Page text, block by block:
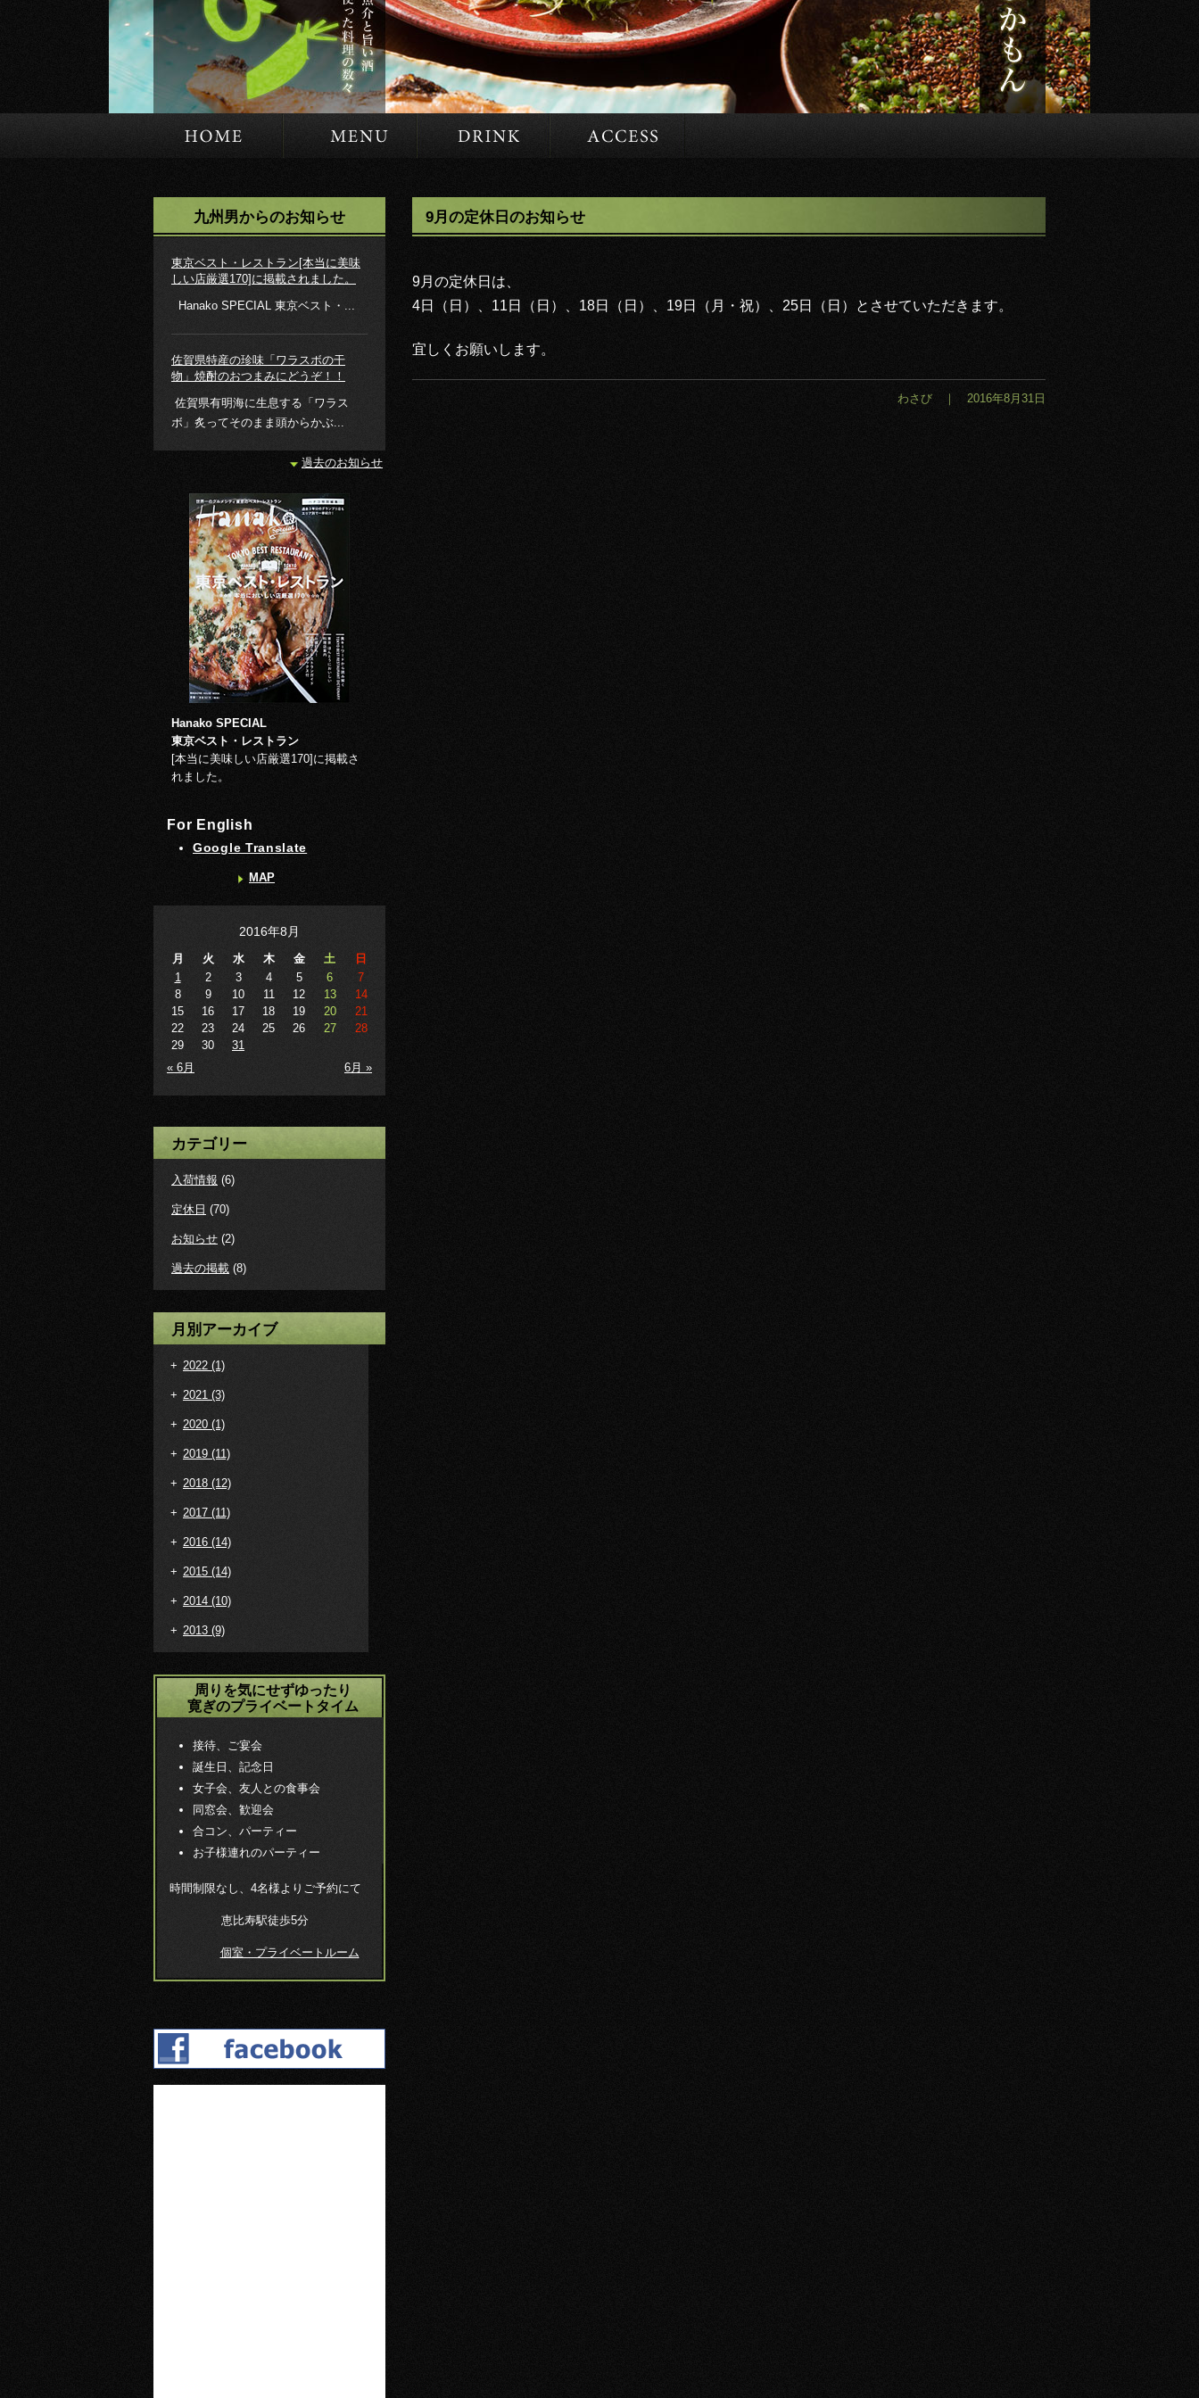
9月の定休日のお知らせ
9月の定休日は、
4日（日）、11日（日）、18日（日）、19日（月・祝）、25日（日）とさせていただきます。
宜しくお願いします。
わさび ｜ 2016年8月31日
九州男からのお知らせ
東京ベスト・レストラン[本当に美味
しい店厳選170]に掲載されました。
Hanako SPECIAL 東京ベスト・...
佐賀県特産の珍味「ワラスボの干
物」焼酎のおつまみにどうぞ！！
佐賀県有明海に生息する「ワラス
ボ」炙ってそのまま頭からかぶ...
過去のお知らせ
Hanako SPECIAL
東京ベスト・レストラン
[本当に美味しい店厳選170]に掲載さ
れました。
For English
Google Translate
MAP
2016年8月
月 火 水 木 金 土 日
« 6月 6月 »
1 2 3 4 5 6
7
8
9 10 11 12 13
14
15
16 17 18 19 20
21
22
23 24 25 26 27
28
29
30 31
カテゴリー
入荷情報 (6)
定休日 (70)
お知らせ (2)
過去の掲載 (8)
月別アーカイブ
+ 2022 (1)
+ 2021 (3)
+ 2020 (1)
+ 2019 (11)
+ 2018 (12)
+ 2017 (11)
+ 2016 (14)
+ 2015 (14)
+ 2014 (10)
+ 2013 (9)
周りを気にせずゆったり
寛ぎのプライベートタイム
接待、ご宴会
誕生日、記念日
女子会、友人との食事会
同窓会、歓迎会
合コン、パーティー
お子様連れのパーティー
時間制限なし、4名様よりご予約にて
恵比寿駅徒歩5分
個室・プライベートルーム